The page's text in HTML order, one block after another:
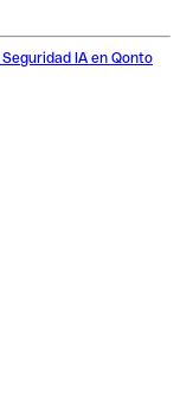
Seguridad IA en Qonto